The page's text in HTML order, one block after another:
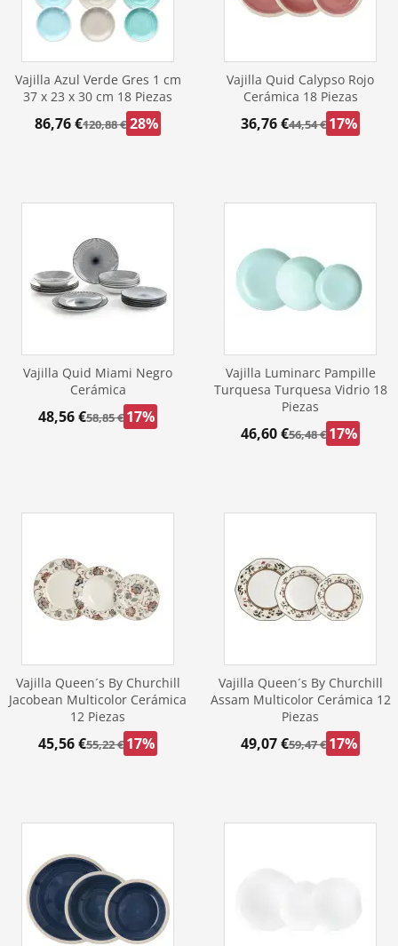
Vajilla Azul Verde Gres 1 cm
37 x 23 x 30 cm 18 Piezas
86,76 €120,88 € 28%
Vajilla Quid Calypso Rojo
Cerámica 18 Piezas
36,76 €44,54 € 17%
Vajilla Quid Miami Negro
Cerámica
48,56 €58,85 € 17%
Vajilla Luminarc Pampille
Turquesa Turquesa Vidrio 18
Piezas
46,60 €56,48 € 17%
Vajilla Queen´s By Churchill
Jacobean Multicolor Cerámica
12 Piezas
45,56 €55,22 € 17%
Vajilla Queen´s By Churchill
Assam Multicolor Cerámica 12
Piezas
49,07 €59,47 € 17%